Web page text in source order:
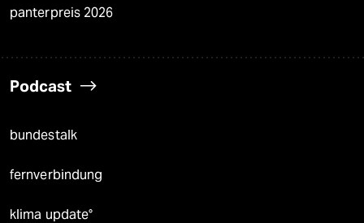
panterpreis 2026
Podcast
bundestalk
fernverbindung
klima update°